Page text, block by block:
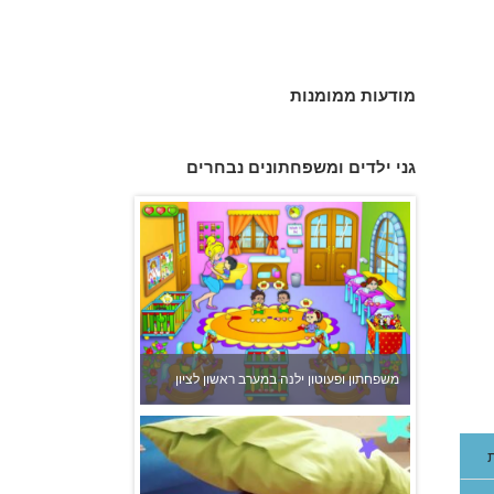
מודעות ממומנות
גני ילדים ומשפחתונים נבחרים
משפחתון ופעוטון ילנה במערב ראשון לציון